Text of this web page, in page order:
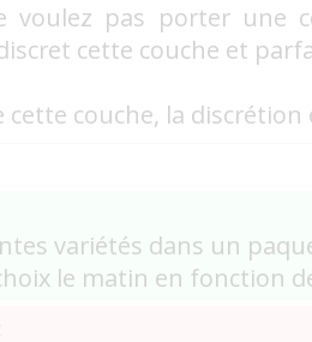
voulez pas porter une
cette couche et
cette couche, la
variétés dans un
le matin en fonction